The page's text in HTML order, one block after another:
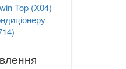
Top (X04)